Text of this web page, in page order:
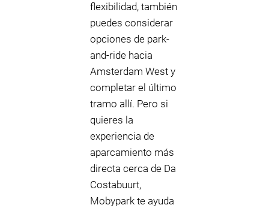
flexibilidad, también
puedes considerar
opciones de park-
and-ride hacia
Amsterdam West y
completar el último
tramo allí. Pero si
quieres la
experiencia de
aparcamiento más
directa cerca de Da
Costabuurt,
Mobypark te ayuda